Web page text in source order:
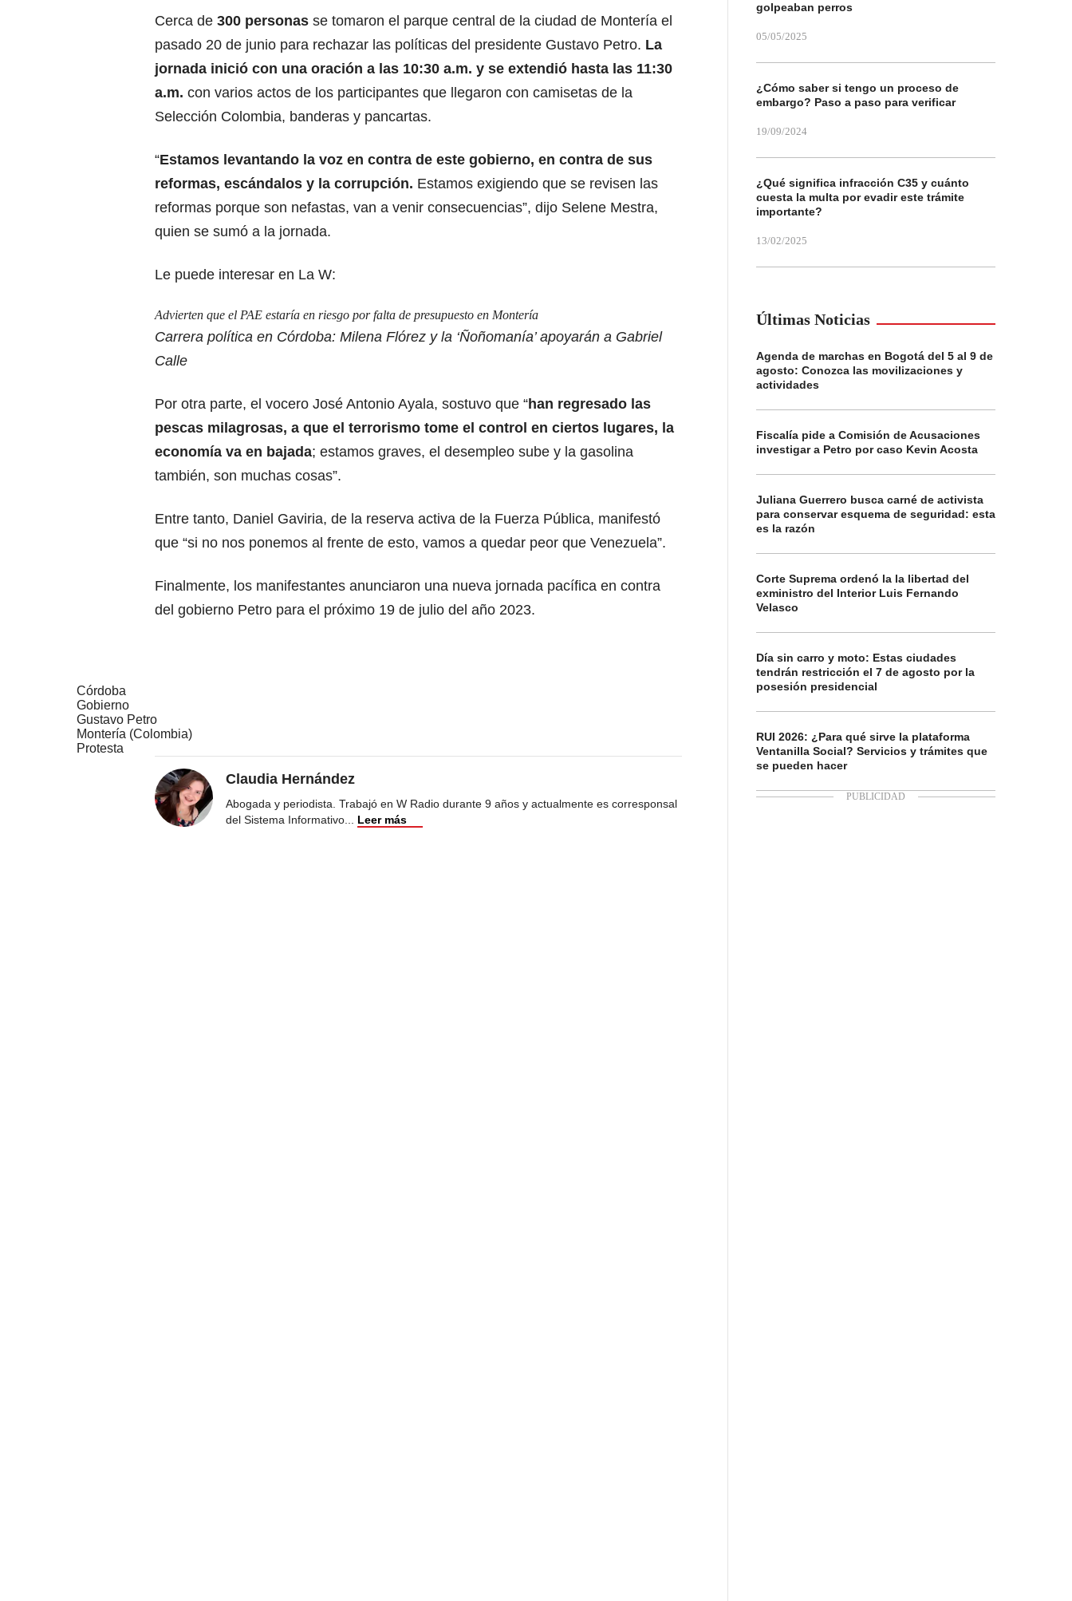
Cerca de 300 personas se tomaron el parque central de la ciudad de Montería el
pasado 20 de junio para rechazar las políticas del presidente Gustavo Petro. La
jornada inició con una oración a las 10:30 a.m. y se extendió hasta las 11:30
a.m. con varios actos de los participantes que llegaron con camisetas de la
Selección Colombia, banderas y pancartas.
“Estamos levantando la voz en contra de este gobierno, en contra de sus
reformas, escándalos y la corrupción. Estamos exigiendo que se revisen las
reformas porque son nefastas, van a venir consecuencias”, dijo Selene Mestra,
quien se sumó a la jornada.
Le puede interesar en La W:
Advierten que el PAE estaría en riesgo por falta de presupuesto en Montería
Carrera política en Córdoba: Milena Flórez y la ‘Ñoñomanía’ apoyarán a Gabriel
Calle
Por otra parte, el vocero José Antonio Ayala, sostuvo que “han regresado las
pescas milagrosas, a que el terrorismo tome el control en ciertos lugares, la
economía va en bajada; estamos graves, el desempleo sube y la gasolina
también, son muchas cosas”.
Entre tanto, Daniel Gaviria, de la reserva activa de la Fuerza Pública, manifestó
que “si no nos ponemos al frente de esto, vamos a quedar peor que Venezuela”.
Finalmente, los manifestantes anunciaron una nueva jornada pacífica en contra
del gobierno Petro para el próximo 19 de julio del año 2023.
Córdoba
Gobierno
Gustavo Petro
Montería (Colombia)
Protesta
Claudia Hernández
Abogada y periodista. Trabajó en W Radio durante 9 años y actualmente es corresponsal
del Sistema Informativo... Leer más
golpeaban perros
05/05/2025
¿Cómo saber si tengo un proceso de
embargo? Paso a paso para verificar
19/09/2024
¿Qué significa infracción C35 y cuánto
cuesta la multa por evadir este trámite
importante?
13/02/2025
Últimas Noticias
Agenda de marchas en Bogotá del 5 al 9 de
agosto: Conozca las movilizaciones y
actividades
Fiscalía pide a Comisión de Acusaciones
investigar a Petro por caso Kevin Acosta
Juliana Guerrero busca carné de activista
para conservar esquema de seguridad: esta
es la razón
Corte Suprema ordenó la la libertad del
exministro del Interior Luis Fernando
Velasco
Día sin carro y moto: Estas ciudades
tendrán restricción el 7 de agosto por la
posesión presidencial
RUI 2026: ¿Para qué sirve la plataforma
Ventanilla Social? Servicios y trámites que
se pueden hacer